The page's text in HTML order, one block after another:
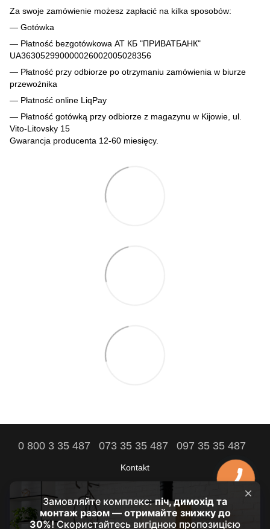
Za swoje zamówienie możesz zapłacić na kilka sposobów:
— Gotówka
— Płatność bezgotówkowa АТ КБ "ПРИВАТБАНК"
UA363052990000026002005028356
— Płatność przy odbiorze po otrzymaniu zamówienia w biurze
przewoźnika
— Płatność online LiqPay
— Płatność gotówką przy odbiorze z magazynu w Kijowie, ul.
Vito-Litovsky 15
Gwarancja producenta 12-60 miesięcy.
0 800 3 35 487 073 35 35 487 097 35 35 487
Kontakt
Pełna wersja strony
Komfort Twojego domu jest naszym celem!
© 2021 - 2026 by HRUBA